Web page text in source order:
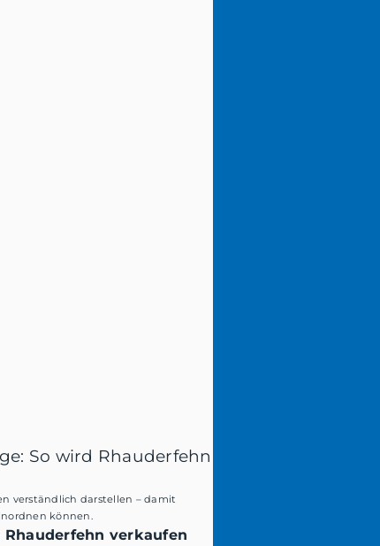
So wird Rhauderfehn
verständlich darstellen – damit
können.
verkaufen